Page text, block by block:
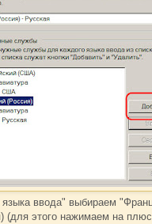
ввода" выбираем
(для этого нажимаем на